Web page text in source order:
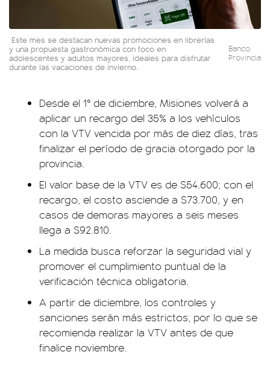
Este mes se destacan nuevas promociones en librerías
y una propuesta gastronómica con foco en
adolescentes y adultos mayores, ideales para disfrutar
durante las vacaciones de invierno.
Banco
Provincia
Desde el 1° de diciembre, Misiones volverá a
aplicar un recargo del 35% a los vehículos
con la VTV vencida por más de diez días, tras
finalizar el período de gracia otorgado por la
provincia.
El valor base de la VTV es de $54.600; con el
recargo, el costo asciende a $73.700, y en
casos de demoras mayores a seis meses
llega a $92.810.
La medida busca reforzar la seguridad vial y
promover el cumplimiento puntual de la
verificación técnica obligatoria.
A partir de diciembre, los controles y
sanciones serán más estrictos, por lo que se
recomienda realizar la VTV antes de que
finalice noviembre.